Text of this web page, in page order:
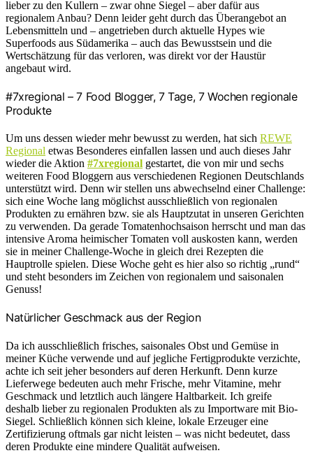
lieber zu den Kullern – zwar ohne Siegel – aber dafür aus
regionalem Anbau? Denn leider geht durch das Überangebot an
Lebensmitteln und – angetrieben durch aktuelle Hypes wie
Superfoods aus Südamerika – auch das Bewusstsein und die
Wertschätzung für das verloren, was direkt vor der Haustür
angebaut wird.
#7xregional – 7 Food Blogger, 7 Tage, 7 Wochen regionale
Produkte
Um uns dessen wieder mehr bewusst zu werden, hat sich REWE
Regional etwas Besonderes einfallen lassen und auch dieses Jahr
wieder die Aktion #7xregional gestartet, die von mir und sechs
weiteren Food Bloggern aus verschiedenen Regionen Deutschlands
unterstützt wird. Denn wir stellen uns abwechselnd einer Challenge:
sich eine Woche lang möglichst ausschließlich von regionalen
Produkten zu ernähren bzw. sie als Hauptzutat in unseren Gerichten
zu verwenden. Da gerade Tomatenhochsaison herrscht und man das
intensive Aroma heimischer Tomaten voll auskosten kann, werden
sie in meiner Challenge-Woche in gleich drei Rezepten die
Hauptrolle spielen. Diese Woche geht es hier also so richtig „rund“
und steht besonders im Zeichen von regionalem und saisonalen
Genuss!
Natürlicher Geschmack aus der Region
Da ich ausschließlich frisches, saisonales Obst und Gemüse in
meiner Küche verwende und auf jegliche Fertigprodukte verzichte,
achte ich seit jeher besonders auf deren Herkunft. Denn kurze
Lieferwege bedeuten auch mehr Frische, mehr Vitamine, mehr
Geschmack und letztlich auch längere Haltbarkeit. Ich greife
deshalb lieber zu regionalen Produkten als zu Importware mit Bio-
Siegel. Schließlich können sich kleine, lokale Erzeuger eine
Zertifizierung oftmals gar nicht leisten – was nicht bedeutet, dass
deren Produkte eine mindere Qualität aufweisen.